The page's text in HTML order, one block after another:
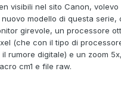
visibili nel sito Canon, volevo
modello di questa serie,
girevole, un processore
(che con il tipo di
rumore digitale) e un zoom
cm1 e file raw.